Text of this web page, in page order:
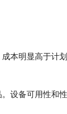
本明显高于计
设备可用性和